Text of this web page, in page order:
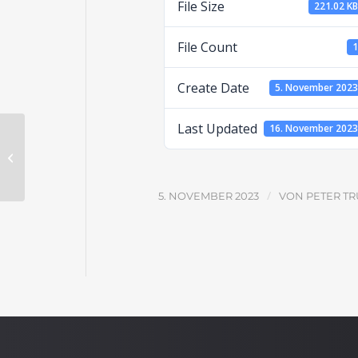
File Size 221.02 KB
File Count 1
Create Date 5. November 2023
Last Updated 16. November 2023
5. NOVEMBER 2023 / VON PETER
Jesus macht es möglich: Versöhnte